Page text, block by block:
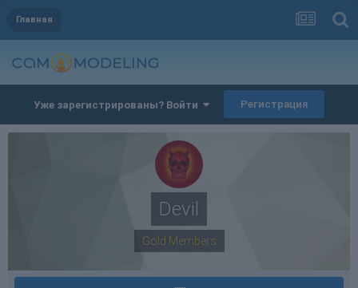
Главная
Уже зарегистрированы? Войти Регистрация
Devil
Gold Members